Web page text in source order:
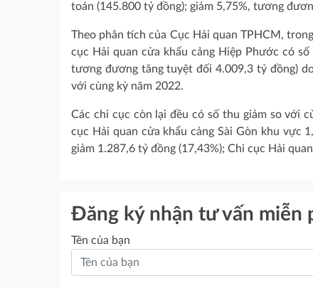
toán (145.800 tỷ đồng); giảm 5,75%, tương
Theo phân tích của Cục Hải quan TPHCM,
cục Hải quan cửa khẩu cảng Hiệp Phước có
tương đương tăng tuyệt đối 4.009,3 tỷ đồng)
với cùng kỳ năm 2022.
Các chi cục còn lại đều có số thu giảm so với
cục Hải quan cửa khẩu cảng Sài Gòn khu vực
giảm 1.287,6 tỷ đồng (17,43%); Chi cục Hải
Đăng ký nhận tư vấn miễn
Tên của bạn